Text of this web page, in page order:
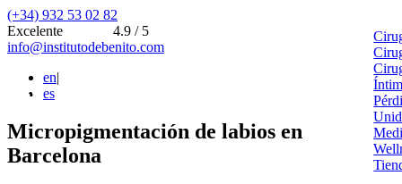
(+34) 932 53 02 82
Excelente
4.9 / 5
info@institutodebenito.com
en|
es
Micropigmentación de labios en
Barcelona